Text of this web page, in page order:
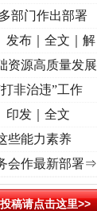
之城”激荡..·[视频]
部门作出部署
发布｜全文｜解
资源高质量发展
非治违”工作
印发｜全文
些能力素养
会作最新部署⇒
稿请点击这里>>